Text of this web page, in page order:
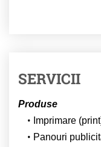
SERVICII
Produse
Imprimare
Panouri